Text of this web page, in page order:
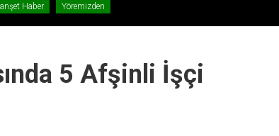
Haber Yöremizden
5 Afşinli İşçi